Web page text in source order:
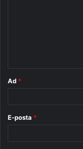
Ad *
E-posta *